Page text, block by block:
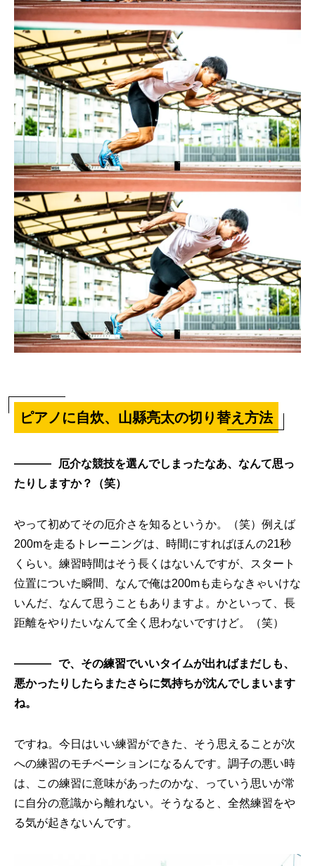
ピアノに自炊、山縣亮太の切り替え方法
厄介な競技を選んでしまったなあ、なんて思っ
たりしますか？（笑）
やって初めてその厄介さを知るというか。（笑）例えば
200mを走るトレーニングは、時間にすればほんの21秒
くらい。練習時間はそう長くはないんですが、スタート
位置についた瞬間、なんで俺は200mも走らなきゃいけな
いんだ、なんて思うこともありますよ。かといって、長
距離をやりたいなんて全く思わないですけど。（笑）
で、その練習でいいタイムが出ればまだしも、
悪かったりしたらまたさらに気持ちが沈んでしまいます
ね。
ですね。今日はいい練習ができた、そう思えることが次
への練習のモチベーションになるんです。調子の悪い時
は、この練習に意味があったのかな、っていう思いが常
に自分の意識から離れない。そうなると、全然練習をや
る気が起きないんです。